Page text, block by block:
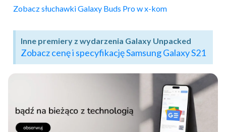
Zobacz słuchawki Galaxy Buds Pro w x-kom
Inne premiery z wydarzenia Galaxy Unpacked
Zobacz cenę i specyfikację Samsung Galaxy S21